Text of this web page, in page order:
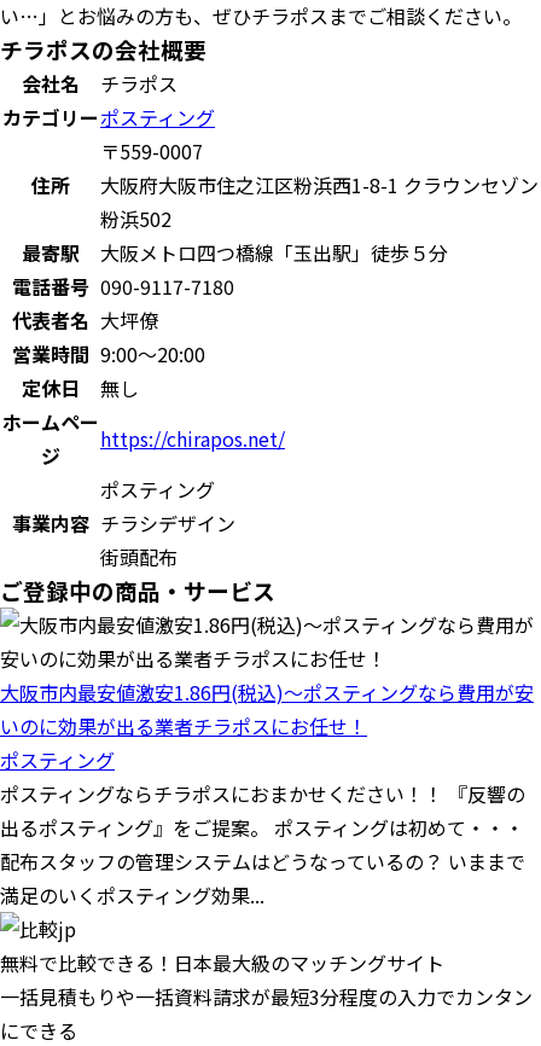
い…」とお悩みの方も、ぜひチラポスまでご相談ください。
チラポスの会社概要
会社名
チラポス
カテゴリーポスティング
住所
〒559-0007
大阪府大阪市住之江区粉浜西1-8-1 クラウンセゾン
粉浜502
最寄駅
大阪メトロ四つ橋線「玉出駅」徒歩５分
電話番号 090-9117-7180
代表者名 大坪僚
営業時間 9:00〜20:00
定休日
無し
ホームペー
ジ
https://chirapos.net/
事業内容
ポスティング
チラシデザイン
街頭配布
ご登録中の商品・サービス
大阪市内最安値激安1.86円(税込)〜ポスティングなら費用が安
いのに効果が出る業者チラポスにお任せ！
ポスティング
ポスティングならチラポスにおまかせください！！ 『反響の
出るポスティング』をご提案。 ポスティングは初めて・・・
配布スタッフの管理システムはどうなっているの？ いままで
満足のいくポスティング効果...
無料で比較できる！日本最大級のマッチングサイト
一括見積もりや一括資料請求が最短3分程度の入力でカンタン
にできる